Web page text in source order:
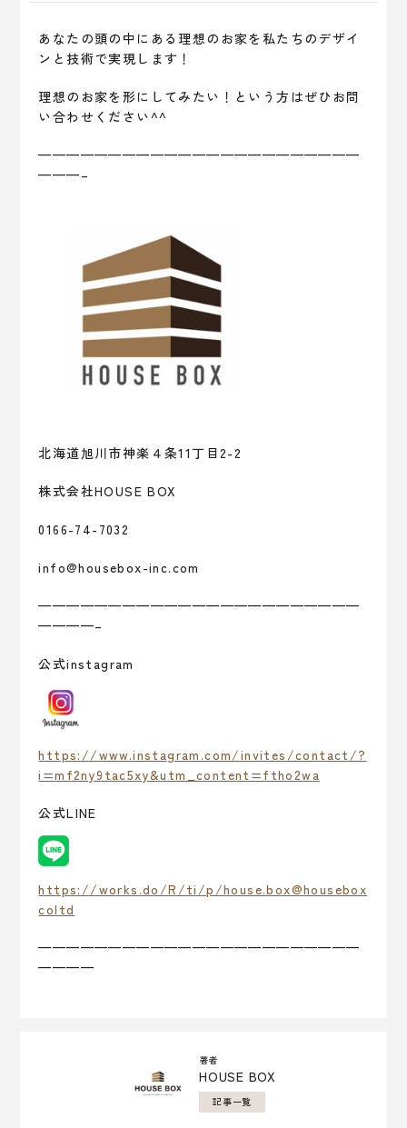
あなたの頭の中にある理想のお家を私たちのデザイ
ンと技術で実現します！
理想のお家を形にしてみたい！という方はぜひお問
い合わせください^^
———————————————————————
———–
北海道旭川市神楽４条11丁目2-2
株式会社HOUSE BOX
0166-74-7032
info@housebox-inc.com
———————————————————————
————–
公式instagram
https://www.instagram.com/invites/contact/?
i=mf2ny9tac5xy&utm_content=ftho2wa
公式LINE
https://works.do/R/ti/p/house.box@housebox
coltd
———————————————————————
————
著者
HOUSE BOX
記事一覧